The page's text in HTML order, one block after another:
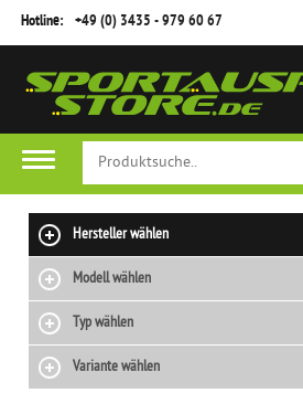
Hotline: +49 (0) 3435 - 979 60 67
Hersteller wählen
Modell wählen
Typ wählen
Variante wählen